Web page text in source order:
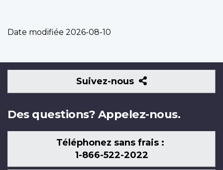
Date modifiée 2026-08-10
Suivez-nous
Suivez-
nous
Des questions? Appelez-nous.
Téléphonez sans frais :
1-866-522-2022